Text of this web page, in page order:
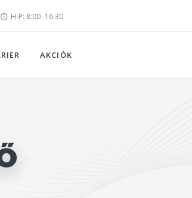
H-P: 8:00 -16:30
AKCIÓK